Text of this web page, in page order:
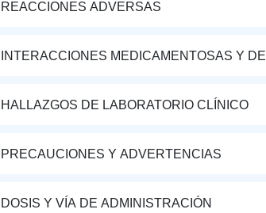
REACCIONES ADVERSAS
INTERACCIONES MEDICAMENTOSAS Y
HALLAZGOS DE LABORATORIO CLÍNICO
PRECAUCIONES Y ADVERTENCIAS
DOSIS Y VÍA DE ADMINISTRACIÓN